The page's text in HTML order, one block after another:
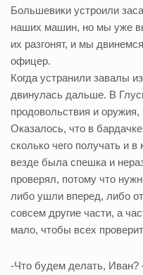
Большевики устроили
наших машин, но мы уже
их разгонят, и мы
офицер.
Когда устранили завалы
двинулась дальше. В
продовольствия и оружия,
Оказалось, что в
сколько чего получать и
везде была спешка и
проверял, потому что
либо ушли вперед, либо
совсем другие части, а
мало, чтобы всех
-Что будем делать,